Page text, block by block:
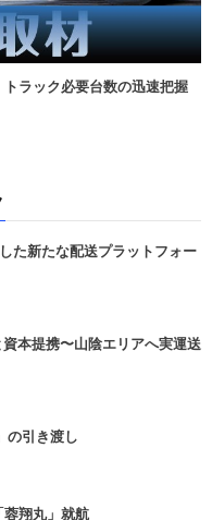
トラック必要台数の迅速把握
た新たな配送プラットフォー
本提携〜山陰エリアへ実運送
の引き渡し
蓉翔丸」就航